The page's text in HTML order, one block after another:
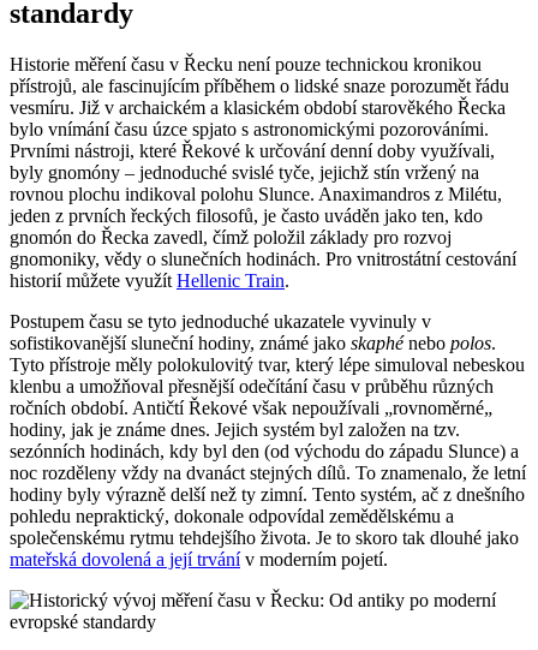
standardy
Historie měření času v Řecku není pouze technickou kronikou
přístrojů, ale fascinujícím příběhem o lidské snaze porozumět řádu
vesmíru. Již v archaickém a klasickém období starověkého Řecka
bylo vnímání času úzce spjato s astronomickými pozorováními.
Prvními nástroji, které Řekové k určování denní doby využívali,
byly gnomóny – jednoduché svislé tyče, jejichž stín vržený na
rovnou plochu indikoval polohu Slunce. Anaximandros z Milétu,
jeden z prvních řeckých filosofů, je často uváděn jako ten, kdo
gnomón do Řecka zavedl, čímž položil základy pro rozvoj
gnomoniky, vědy o slunečních hodinách. Pro vnitrostátní cestování
historií můžete využít Hellenic Train.
Postupem času se tyto jednoduché ukazatele vyvinuly v
sofistikovanější sluneční hodiny, známé jako skaphénebo polos.
Tyto přístroje měly polokulovitý tvar, který lépe simuloval nebeskou
klenbu a umožňoval přesnější odečítání času v průběhu různých
ročních období. Antičtí Řekové však nepoužívali „rovnoměrné„
hodiny, jak je známe dnes. Jejich systém byl založen na tzv.
sezónních hodinách, kdy byl den (od východu do západu Slunce) a
noc rozděleny vždy na dvanáct stejných dílů. To znamenalo, že letní
hodiny byly výrazně delší než ty zimní. Tento systém, ač z dnešního
pohledu nepraktický, dokonale odpovídal zemědělskému a
společenskému rytmu tehdejšího života. Je to skoro tak dlouhé jako
mateřská dovolená a její trvánív moderním pojetí.